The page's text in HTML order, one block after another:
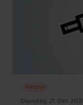
Dienstag 21 Okt
Webinar